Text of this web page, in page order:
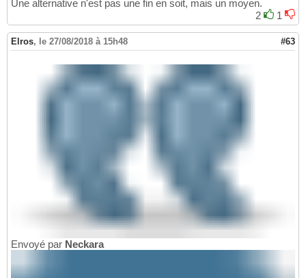
Une alternative n'est pas une fin en soit, mais un moyen.
2
1
Elros, le 27/08/2018 à 15h48 #63
Envoyé par Neckara